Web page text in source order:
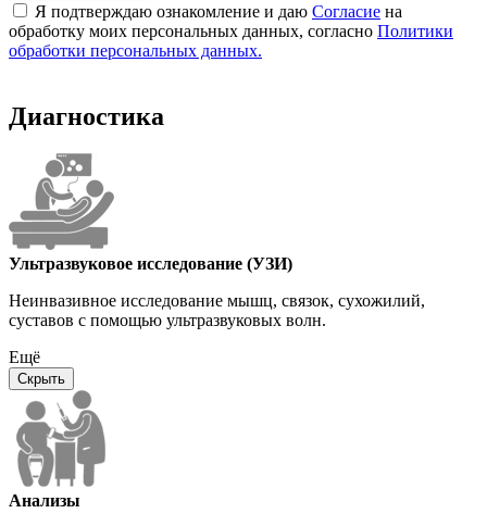
Я подтверждаю ознакомление и даю Согласие на
обработку моих персональных данных, согласно Политики
обработки персональных данных.
Диагностика
Ультразвуковое исследование (УЗИ)
Неинвазивное исследование мышц, связок, сухожилий,
суставов с помощью ультразвуковых волн.
Ещё
Скрыть
Анализы